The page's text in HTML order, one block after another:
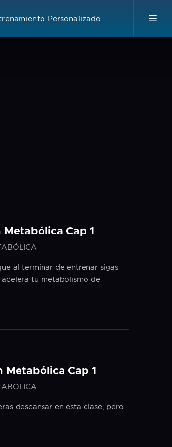
Personalizado
Metabólica Cap 1
al terminar de entrenar sigas
acelera tu metabolismo de
Metabólica Cap 1
descansar en esta clase, pero